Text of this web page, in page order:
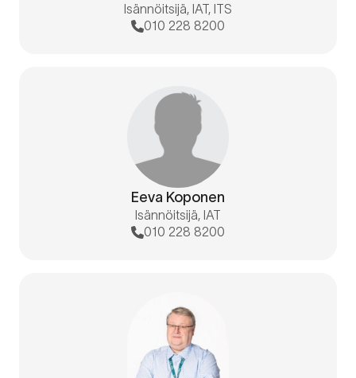
Isännöitsijä, IAT, ITS
010 228 8200
Eeva Koponen
Isännöitsijä, IAT
010 228 8200